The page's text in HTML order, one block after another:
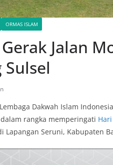
ORMAS ISLAM
Jalan
Sulsel
Lembaga Dakwah Islam
rangka memperingati
Lapangan Seruni, Kabupaten